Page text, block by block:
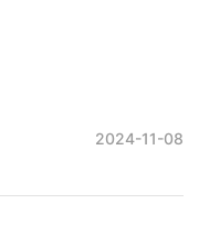
2024-11-08